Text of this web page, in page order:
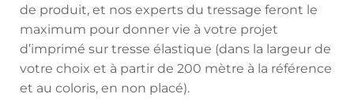
de produit, et nos experts du tressage feront le
maximum pour donner vie à votre projet
d’imprimé sur tresse élastique (dans la largeur de
votre choix et à partir de 200 mètre à la référence
et au coloris, en non placé).